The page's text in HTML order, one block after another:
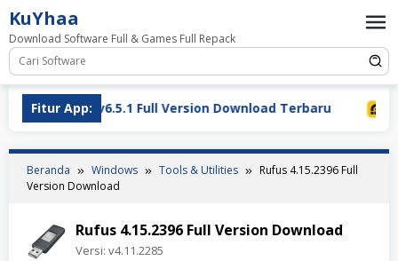
Loncat
ke
konten
KuYhaa
Download Software Full & Games Full Repack
Fitur App:
Version Download Terbaru LDPlayer 9.5.32.0
Beranda Windows Tools & Utilities
Rufus 4.15.2396 Full
Version Download
Rufus 4.15.2396 Full Version Download
Versi: v4.11.2285